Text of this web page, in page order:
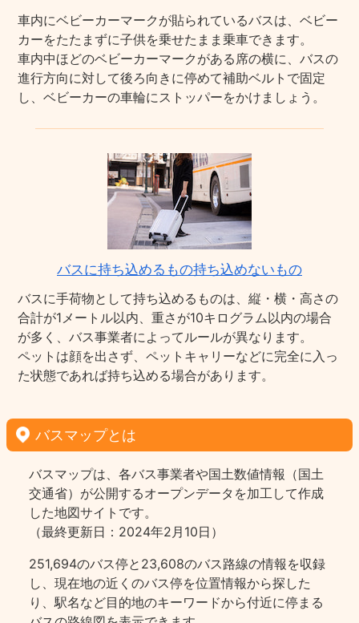
車内にベビーカーマークが貼られているバスは、ベビー
カーをたたまずに子供を乗せたまま乗車できます。
車内中ほどのベビーカーマークがある席の横に、バスの
進行方向に対して後ろ向きに停めて補助ベルトで固定
し、ベビーカーの車輪にストッパーをかけましょう。
バスに持ち込めるもの持ち込めないもの
バスに手荷物として持ち込めるものは、縦・横・高さの
合計が1メートル以内、重さが10キログラム以内の場合
が多く、バス事業者によってルールが異なります。
ペットは顔を出さず、ペットキャリーなどに完全に入っ
た状態であれば持ち込める場合があります。
バスマップとは
バスマップは、各バス事業者や国土数値情報（国土
交通省）が公開するオープンデータを加工して作成
した地図サイトです。
（最終更新日：2024年2月10日）
251,694のバス停と23,608のバス路線の情報を収録
し、現在地の近くのバス停を位置情報から探した
り、駅名など目的地のキーワードから付近に停まる